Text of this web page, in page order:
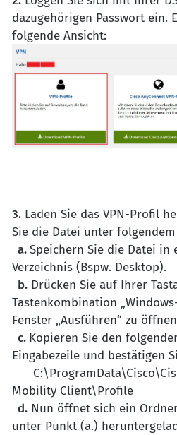
dazugehörigen Passwort ein.
folgende Ansicht:
3. Laden Sie das VPN-Profil
Sie die Datei unter
a.Speichern Sie die Datei in
Verzeichnis (Bspw. Desktop).
b. Drücken Sie auf Ihrer
Tastenkombination
Fenster „Ausführen“ zu
c. Kopieren Sie den
Eingabezeile und bestätigen
Mobility Client\Profile
d. Nun öffnet sich ein
unter Punkt (a.)